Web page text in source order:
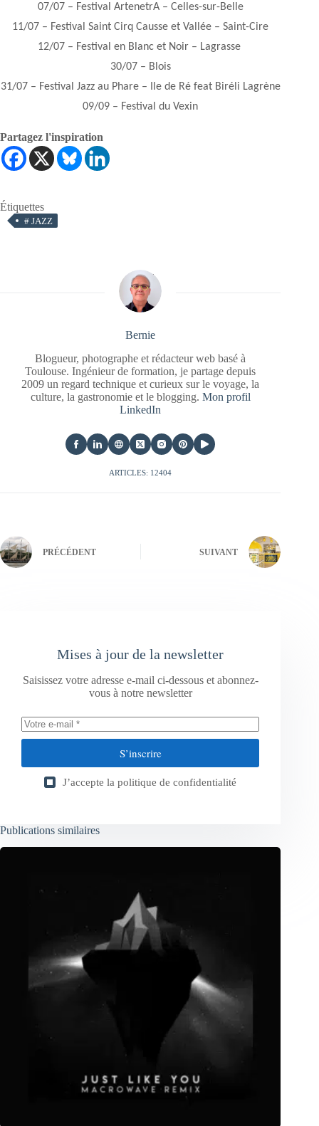
07/07 – Festival ArtenetrA – Celles-sur-Belle
11/07 – Festival Saint Cirq Causse et Vallée – Saint-Cire
12/07 – Festival en Blanc et Noir – Lagrasse
30/07 – Blois
31/07 – Festival Jazz au Phare – Ile de Ré feat Biréli Lagrène
09/09 – Festival du Vexin
Partagez l'inspiration
Étiquettes
# JAZZ
Bernie
Blogueur, photographe et rédacteur web basé à
Toulouse. Ingénieur de formation, je partage depuis
2009 un regard technique et curieux sur le voyage, la
culture, la gastronomie et le blogging. Mon profil
LinkedIn
ARTICLES: 12404
PRÉCÉDENT SUIVANT
Mises à jour de la newsletter
Saisissez votre adresse e-mail ci-dessous et abonnez-
vous à notre newsletter
S’inscrire
J’accepte la politique de confidentialité
Publications similaires